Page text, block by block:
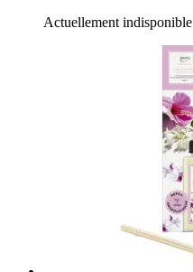
Actuellement indisponible